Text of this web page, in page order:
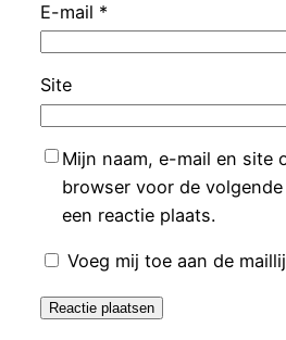
E-mail *
Site
Mijn naam, e-mail en site
browser voor de
een reactie plaats.
Voeg mij toe aan de